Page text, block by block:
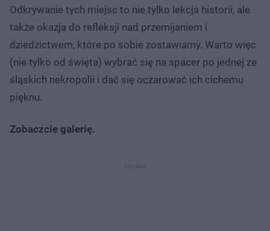
Odkrywanie tych miejsc to nie tylko lekcja historii, ale
także okazja do refleksji nad przemijaniem i
dziedzictwem, które po sobie zostawiamy. Warto więc
(nie tylko od święta) wybrać się na spacer po jednej ze
śląskich nekropolii i dać się oczarować ich cichemu
pięknu.
Zobaczcie galerię.